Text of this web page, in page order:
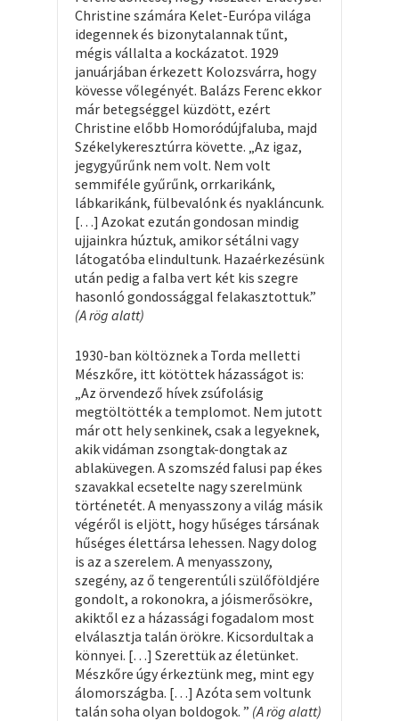
Christine számára Kelet-Európa világa
idegennek és bizonytalannak tűnt,
mégis vállalta a kockázatot. 1929
januárjában érkezett Kolozsvárra, hogy
kövesse vőlegényét. Balázs Ferenc ekkor
már betegséggel küzdött, ezért
Christine előbb Homoródújfaluba, majd
Székelykeresztúrra követte. „Az igaz,
jegygyűrűnk nem volt. Nem volt
semmiféle gyűrűnk, orrkarikánk,
lábkarikánk, fülbevalónk és nyakláncunk.
[…] Azokat ezután gondosan mindig
ujjainkra húztuk, amikor sétálni vagy
látogatóba elindultunk. Hazaérkezésünk
után pedig a falba vert két kis szegre
hasonló gondossággal felakasztottuk.”
(A rög alatt)
1930-ban költöznek a Torda melletti
Mészkőre, itt kötöttek házasságot is:
„Az örvendező hívek zsúfolásig
megtöltötték a templomot. Nem jutott
már ott hely senkinek, csak a legyeknek,
akik vidáman zsongtak-dongtak az
ablaküvegen. A szomszéd falusi pap ékes
szavakkal ecsetelte nagy szerelmünk
történetét. A menyasszony a világ másik
végéről is eljött, hogy hűséges társának
hűséges élettársa lehessen. Nagy dolog
is az a szerelem. A menyasszony,
szegény, az ő tengerentúli szülőföldjére
gondolt, a rokonokra, a jóismerősökre,
akiktől ez a házassági fogadalom most
elválasztja talán örökre. Kicsordultak a
könnyei. […] Szerettük az életünket.
Mészkőre úgy érkeztünk meg, mint egy
álomországba. […] Azóta sem voltunk
talán soha olyan boldogok. ” (A rög alatt)